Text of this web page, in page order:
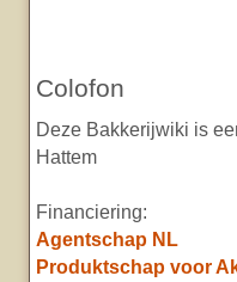
Colofon
Deze Bakkerijwiki is
Hattem
Financiering:
Agentschap NL
Produktschap voor